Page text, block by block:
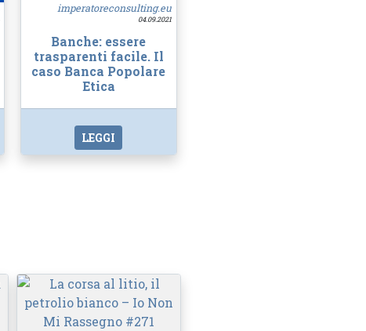
imperatoreconsulting.eu
04.09.2021
Banche: essere
trasparenti facile. Il
caso Banca Popolare
Etica
LEGGI